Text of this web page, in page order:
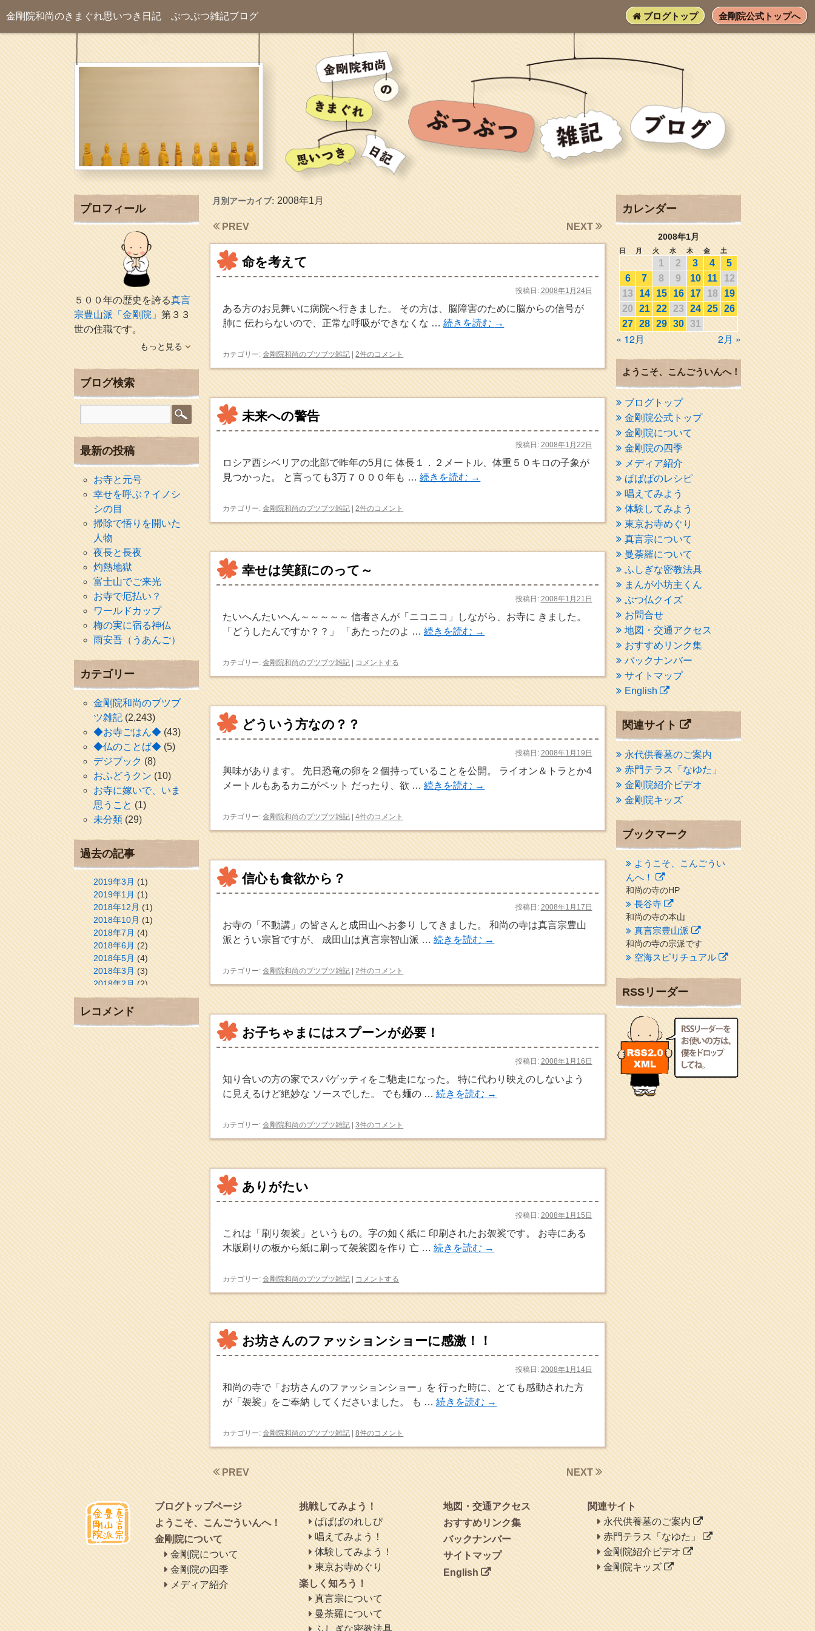
金剛院和尚のきまぐれ思いつき日記 ぶつぶつ雑記ブログ ブログトップ 金剛院公式トップへ
月別アーカイブ:2008年1月
PREV NEXT
命を考えて
投稿日: 2008年1月24日
ある方のお見舞いに病院へ行きました。 その方は、脳障害のために脳からの信号が
肺に 伝わらないので、正常な呼吸ができなくな …続きを読む →
カテゴリー: 金剛院和尚のブツブツ雑記 2件のコメント
未来への警告
投稿日: 2008年1月22日
ロシア西シベリアの北部で昨年の5月に 体長１．２メートル、体重５０キロの子象が
見つかった。 と言っても3万７０００年も …続きを読む →
カテゴリー: 金剛院和尚のブツブツ雑記 2件のコメント
幸せは笑顔にのって～
投稿日: 2008年1月21日
たいへんたいへん～～～～～ 信者さんが「ニコニコ」しながら、お寺に きました。
「どうしたんですか？？」 「あたったのよ …続きを読む →
カテゴリー: 金剛院和尚のブツブツ雑記 コメントする
どういう方なの？？
投稿日: 2008年1月19日
興味があります。 先日恐竜の卵を２個持っていることを公開。 ライオン＆トラとか4
メートルもあるカニがペット だったり、欲 …続きを読む →
カテゴリー: 金剛院和尚のブツブツ雑記 4件のコメント
信心も食欲から？
投稿日: 2008年1月17日
お寺の「不動講」の皆さんと成田山へお参り してきました。 和尚の寺は真言宗豊山
派とうい宗旨ですが、 成田山は真言宗智山派 …続きを読む →
カテゴリー: 金剛院和尚のブツブツ雑記 2件のコメント
お子ちゃまにはスプーンが必要！
投稿日: 2008年1月16日
知り合いの方の家でスパゲッティをご馳走になった。 特に代わり映えのしないよう
に見えるけど絶妙な ソースでした。 でも麺の …続きを読む →
カテゴリー: 金剛院和尚のブツブツ雑記 3件のコメント
ありがたい
投稿日: 2008年1月15日
これは「刷り袈裟」というもの。字の如く紙に 印刷されたお袈裟です。 お寺にある
木版刷りの板から紙に刷って袈裟図を作り 亡 …続きを読む →
カテゴリー: 金剛院和尚のブツブツ雑記 コメントする
お坊さんのファッションショーに感激！！
投稿日: 2008年1月14日
和尚の寺で「お坊さんのファッションショー」を 行った時に、とても感動された方
が「袈裟」をご奉納 してくださいました。 も …続きを読む →
カテゴリー: 金剛院和尚のブツブツ雑記 8件のコメント
PREV NEXT
プロフィール
５００年の歴史を誇る真言
宗豊山派「金剛院」第３３
世の住職です。
もっと見る
ブログ検索
最新の投稿
お寺と元号
幸せを呼ぶ？イノシ
シの目
掃除で悟りを開いた
人物
夜長と長夜
灼熱地獄
富士山でご来光
お寺で厄払い？
ワールドカップ
梅の実に宿る神仏
雨安吾（うあんご）
カテゴリー
金剛院和尚のブツブ
ツ雑記(2,243)
◆お寺ごはん◆(43)
◆仏のことば◆(5)
デジブック(8)
おふどうクン(10)
お寺に嫁いで、いま
思うこと(1)
未分類(29)
過去の記事
2019年3月(1)
2019年1月(1)
2018年12月(1)
2018年10月(1)
2018年7月(4)
2018年6月(2)
2018年5月(4)
2018年3月(3)
2018年2月(2)
2018年1月(2)
2017年12月
2017年10月(1)
2017年9月(4)
2017年8月(3)
2017年7月(1)
2017年6月(1)
2017年5月(2)
2017年4月(2)
2017年3月(1)
2017年2月(1)
2017年1月(2)
2016年12月(4)
2016年11月(3)
2016年10月(1)
2016年9月(3)
2016年8月(2)
2016年7月(3)
2016年6月(2)
2016年5月(3)
2016年4月(4)
2016年3月(4)
2016年2月(5)
2016年1月(3)
2015年12月(6)
2015年11月(4)
2015年10月(4)
2015年9月(3)
2015年8月(4)
2015年7月(4)
2015年6月(3)
2015年5月(1)
2015年4月(1)
2015年3月(3)
2015年2月(3)
2015年1月(1)
2014年12月(2)
2014年9月(1)
2014年5月(1)
2014年4月(4)
2014年1月(1)
2013年11月(4)
2013年10月(2)
2013年9月(4)
2013年8月(7)
2013年7月(7)
2013年6月(6)
2013年5月(13)
2013年4月(1)
レコメンド
カレンダー
2008年1月
日 月 火 水 木 金 土
1 2 3 4
5
6
7 8 9 10 11
12
13
14 15 16 17 18
19
20
21 22 23 24 25 26
27 28 29 30 31
« 12月 2月 »
ようこそ、こんごういんへ！
ブログトップ
金剛院公式トップ
金剛院について
金剛院の四季
メディア紹介
ぱぱぱのレシピ
唱えてみよう
体験してみよう
東京お寺めぐり
真言宗について
曼荼羅について
ふしぎな密教法具
まんが小坊主くん
ぶつ仏クイズ
お問合せ
地図・交通アクセス
おすすめリンク集
バックナンバー
サイトマップ
English
関連サイト
永代供養墓のご案内
赤門テラス「なゆた」
金剛院紹介ビデオ
金剛院キッズ
ブックマーク
ようこそ、こんごうい
んへ！
和尚の寺のHP
長谷寺
和尚の寺の本山
真言宗豊山派
和尚の寺の宗派です
空海スピリチュアル
２１世紀を（空海）する情
クリプロホームページ
地域のライターさんです
小豆島 圓満寺
小豆島霊場第７４番のお寺
新聞屋の道具箱
新聞社で使われる用語の解
説など
makotoさんの御符内巡
礼記
東京の巡礼記です
POLYHEDON
いろいろなことが書いてあ
るよ
bunchan
あちこち行って！
目白鍼灸院
日本人の繊細な体質にあわ
せた、やさしく気持ちよい
鍼灸治療です
イッパイイチゴ
おもわず食べたくなっちゃ
う
ほうげん日記
放言じゃなくて和尚さんの
名前だよ
面白いサイトみつけた
よ。
ヘェ～という感じ
chocolab.Air♪DIALY
ラブラドールのワンちゃん
がかわいいよ
RSSリーダー
ブログトップページ
ようこそ、こんごういんへ！
金剛院について
金剛院について
金剛院の四季
メディア紹介
挑戦してみよう！
ぱぱぱのれしぴ
唱えてみよう！
体験してみよう！
東京お寺めぐり
楽しく知ろう！
真言宗について
曼荼羅について
地図・交通アクセス
おすすめリンク集
バックナンバー
サイトマップ
English
関連サイト
永代供養墓のご案内
赤門テラス「なゆた」
金剛院紹介ビデオ
金剛院キッズ